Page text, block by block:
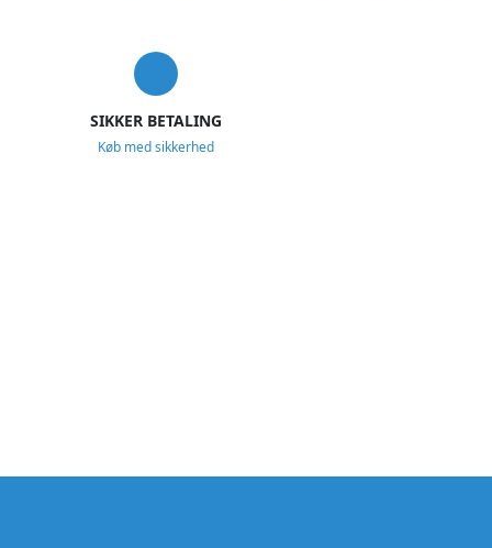
SIKKER BETALING
Køb med sikkerhed